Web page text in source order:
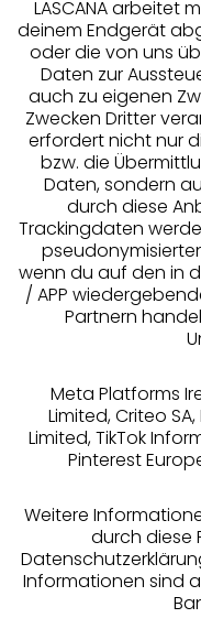
Services
Beratung
Über uns
Rechtliches
Alle Preise inkl. MwSt., zzgl.
LASCANA arbeitet
deinem Endgerät
oder die von uns
Daten zur
auch zu eigenen
Zwecken Dritter
erfordert nicht nur
bzw. die
Daten, sondern
durch diese
Trackingdaten
wenn du auf den in
/ APP
Partnern
Meta Platforms
Limited, Criteo
Limited, TikTok
Pinterest
Weitere
durch diese
Informationen sind